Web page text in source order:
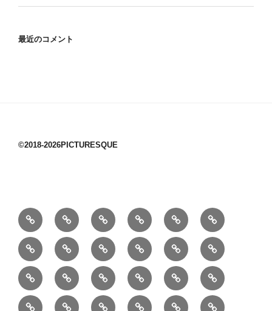
最近のコメント
©2018-2026PICTURESQUE
1/10：
材
料
10/10：
ジ
ュ
エ
リ
ー
2/10：
製
作
3/10：
は
ぎ
れ
4/10：
Ｈ
Ｍ
Ｂ
教
室
5/10：
事
業
6/10：
読
書
7/10：
食・
健
康
8/10：
リ
フ
ォ
ー
9/10：
コ
ー
デ
creema
で
販
売
中
①
入
園
バ
ッ
②
半
月
③
巾
着
④
巾
着
⑤
巾
着
⑥
小
動
⑦
リ
ュ
⑧ ⑨ ⑩ ⑪ ⑫ ⑬